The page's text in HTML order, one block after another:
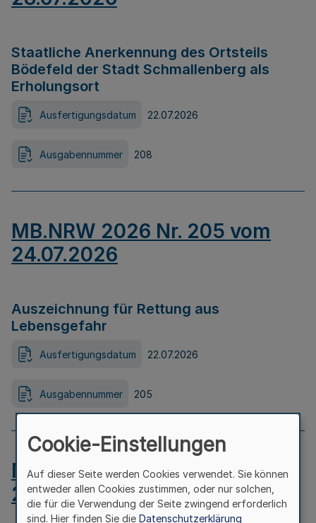
Staatliche Anerkennung des Ortsteils
Bödefeld der Stadt Schmallenberg als
Erholungsort
Ausfertigungsdatum 22.07.2026
Ausgabennummer 208
MB.NRW 2026 Nr. 205 vom
24.07.2026
Auszeichnung für Rettung aus
Lebensgefahr
Ausfertigungsdatum 22.07.2026
Ausgabennummer 205
MB.NRW 2026 Nr. 204 vom
24.07.2026
Cookie-Einstellungen
Auf dieser Seite werden Cookies verwendet. Sie können
entweder allen Cookies zustimmen, oder nur solchen,
die für die Verwendung der Seite zwingend erforderlich
sind. Hier finden Sie die Datenschutzerklärung